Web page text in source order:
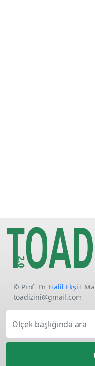
© Prof. Dr. Halil Ekşi I
toadizini@gmail.com
Ölçek başlığında ara